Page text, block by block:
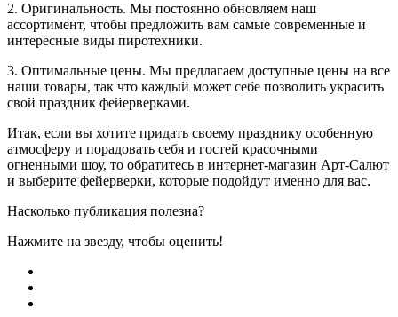
2. Оригинальность. Мы постоянно обновляем наш
ассортимент, чтобы предложить вам самые современные и
интересные виды пиротехники.
3. Оптимальные цены. Мы предлагаем доступные цены на все
наши товары, так что каждый может себе позволить украсить
свой праздник фейерверками.
Итак, если вы хотите придать своему празднику особенную
атмосферу и порадовать себя и гостей красочными
огненными шоу, то обратитесь в интернет-магазин Арт-Салют
и выберите фейерверки, которые подойдут именно для вас.
Насколько публикация полезна?
Нажмите на звезду, чтобы оценить!